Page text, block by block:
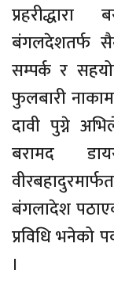
बंगलदेशतर्फ
सम्पर्क र
फुलबारी
दावी पुग्ने
बरामद
बंगलादेश
प्रविधि भनेको
।